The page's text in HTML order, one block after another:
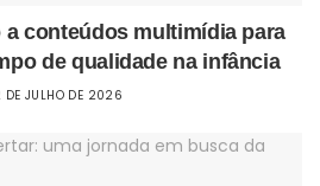
conteúdos multimídia para
de qualidade na infância
DE JULHO DE 2026